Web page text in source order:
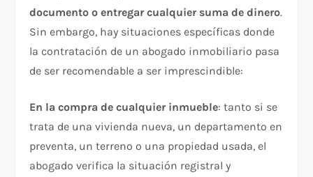
documento o entregar cualquier suma de dinero.
Sin embargo, hay situaciones específicas donde
la contratación de un abogado inmobiliario pasa
de ser recomendable a ser imprescindible:
En la compra de cualquier inmueble: tanto si se
trata de una vivienda nueva, un departamento en
preventa, un terreno o una propiedad usada, el
abogado verifica la situación registral y